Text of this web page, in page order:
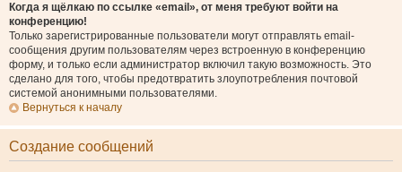
Когда я щёлкаю по ссылке «email», от меня требуют войти на
конференцию!
Только зарегистрированные пользователи могут отправлять email-
сообщения другим пользователям через встроенную в конференцию
форму, и только если администратор включил такую возможность. Это
сделано для того, чтобы предотвратить злоупотребления почтовой
системой анонимными пользователями.
Вернуться к началу
Создание сообщений